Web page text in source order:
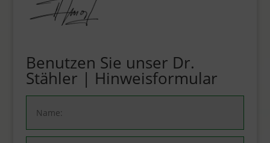
Benutzen Sie unser Dr.
Stähler | Hinweisformular